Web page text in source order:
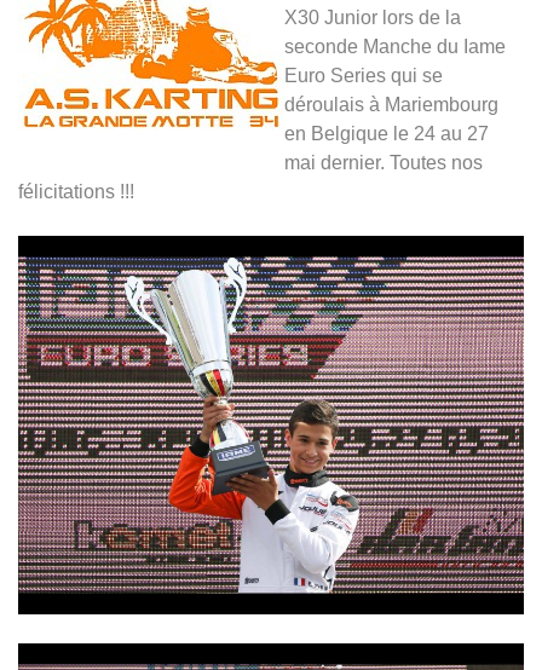
X30 Junior lors de la
seconde Manche du Iame
Euro Series qui se
déroulais à Mariembourg
en Belgique le 24 au 27
mai dernier. Toutes nos
félicitations !!!